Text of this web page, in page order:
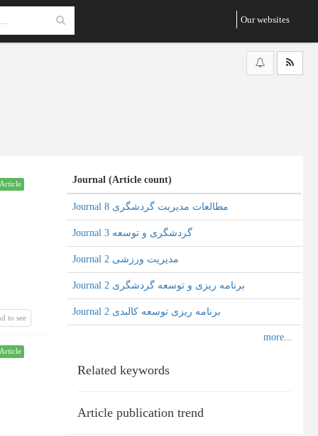
Our websites
to see
Journal (Article count)
Journal مطالعات مدیریت گردشگری 8
Journal گردشگری و توسعه 3
Journal مدیریت ورزشی 2
Journal برنامه ریزی و توسعه گردشگری 2
Journal برنامه ریزی توسعه کالبدی 2
Related keywords
Article publication trend